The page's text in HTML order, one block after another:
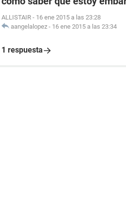
ALLISTAIR - 16 ene 2015 a las 23:28
aangelalopez - 16 ene 2015 a las 23:34
1 respuesta